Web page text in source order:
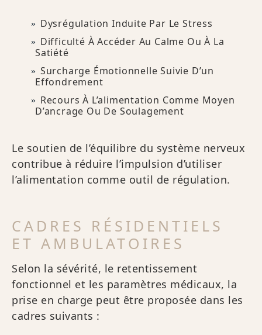
Dysrégulation Induite Par Le Stress
Difficulté À Accéder Au Calme Ou À La
Satiété
Surcharge Émotionnelle Suivie D’un
Effondrement
Recours À L’alimentation Comme Moyen
D’ancrage Ou De Soulagement
Le soutien de l’équilibre du système nerveux
contribue à réduire l’impulsion d’utiliser
l’alimentation comme outil de régulation.
CADRES RÉSIDENTIELS
ET AMBULATOIRES
Selon la sévérité, le retentissement
fonctionnel et les paramètres médicaux, la
prise en charge peut être proposée dans les
cadres suivants :